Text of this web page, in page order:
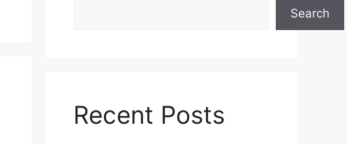
Search
Recent Posts